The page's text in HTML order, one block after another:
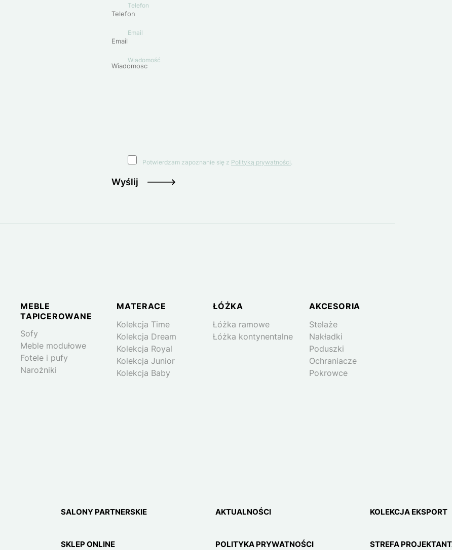
Telefon
Email
Wiadomość
Potwierdzam zapoznanie się z Polityką prywatności.
Wyślij
MEBLE
TAPICEROWANE
Sofy
Meble modułowe
Fotele i pufy
Narożniki
MATERACE
Kolekcja Time
Kolekcja Dream
Kolekcja Royal
Kolekcja Junior
Kolekcja Baby
ŁÓŻKA
Łóżka ramowe
Łóżka kontynentalne
AKCESORIA
Stelaże
Nakładki
Poduszki
Ochraniacze
Pokrowce
SALONY PARTNERSKIE AKTUALNOŚCI KOLEKCJA EKSPORT
SKLEP ONLINE POLITYKA PRYWATNOŚCI STREFA